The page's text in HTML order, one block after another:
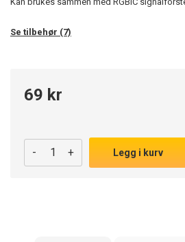
Se tilbehør (7)
69 kr
- + Legg i kurv